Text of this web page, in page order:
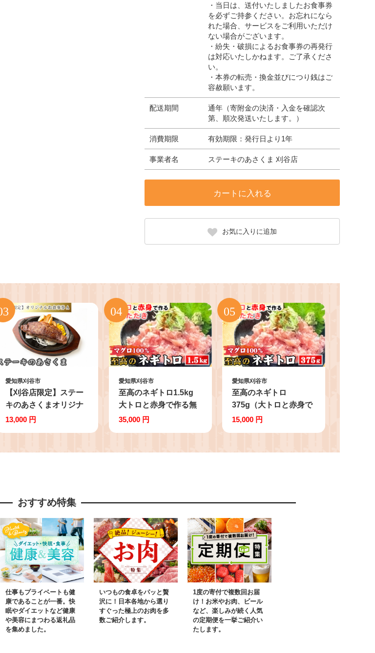
・当日は、送付いたしましたお食事券
を必ずご持参ください。お忘れになら
れた場合、サービスをご利用いただけ
ない場合がございます。
・紛失・破損によるお食事券の再発行
は対応いたしかねます。ご了承くださ
い。
・本券の転売・換金並びにつり銭はご
容赦願います。
配送期間
通年（寄附金の決済・入金を確認次
第、順次発送いたします。）
消費期限 有効期限：発行日より1年
事業者名 ステーキのあさくま 刈谷店
カートに入れる
お気に入りに追加
愛知県刈谷市
【刈谷店限定】ステー
キのあさくまオリジナ
ルお食事券A ／ あさく
サラダバー 食べ放題 コ
ー 刈谷店 愛知県
13,000 円
愛知県刈谷市
至高のネギトロ1.5kg
大トロと赤身で作る無
添加たたき マグロ
脂不使用 手刻み 粗挽き
安心 本物志向 海鮮好き
35,000 円
愛知県刈谷市
至高のネギトロ
375g（大トロと赤身で
作る無添加たたき）マ
物油脂不使用 手刻み 粗
どもに安心 本物志向 海
15,000 円
おすすめ特集
仕事もプライベートも健
康であることが一番。快
眠やダイエットなど健康
や美容にまつわる返礼品
を集めました。
いつもの食卓をパッと贅
沢に！日本各地から選り
すぐった極上のお肉を多
数ご紹介します。
1度の寄付で複数回お届
け！お米やお肉、ビール
など、楽しみが続く人気
の定期便を一挙ご紹介い
たします。